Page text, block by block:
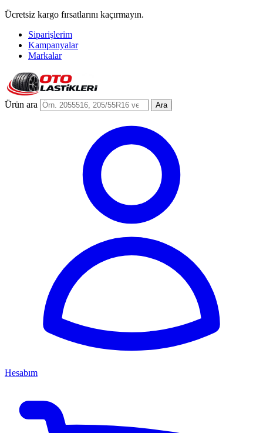
Ücretsiz kargo fırsatlarını kaçırmayın.
Siparişlerim
Kampanyalar
Markalar
Ürün ara Ara
Hesabım